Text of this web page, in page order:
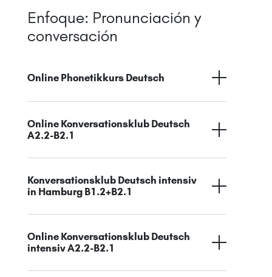
Enfoque: Pronunciación y
conversación
Online Phonetikkurs Deutsch
Online Konversationsklub Deutsch
A2.2-B2.1
Konversationsklub Deutsch intensiv
in Hamburg B1.2+B2.1
Online Konversationsklub Deutsch
intensiv A2.2-B2.1